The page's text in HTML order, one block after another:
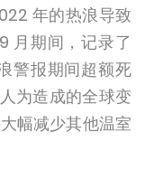
年的热浪导致
月期间，记录了
警报期间超额死
为造成的全球变
幅减少其他温室